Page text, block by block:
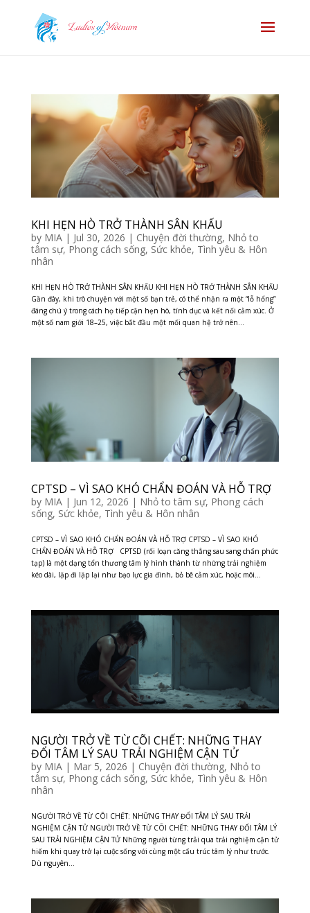
KHI HẸN HÒ TRỞ THÀNH SÂN KHẤU
by MIA| Jul 30, 2026 | Chuyện đời thường, Nhỏ to
tâm sự, Phong cách sống, Sức khỏe, Tình yêu & Hôn
nhân
KHI HẸN HÒ TRỞ THÀNH SÂN KHẤU KHI HẸN HÒ TRỞ THÀNH SÂN KHẤU
Gần đây, khi trò chuyện với một số bạn trẻ, có thể nhận ra một “lỗ hổng”
đáng chú ý trong cách họ tiếp cận hẹn hò, tính dục và kết nối cảm xúc. Ở
một số nam giới 18–25, việc bắt đầu một mối quan hệ trở nên...
CPTSD – VÌ SAO KHÓ CHẨN ĐOÁN VÀ HỖ TRỢ
by MIA| Jun 12, 2026 | Nhỏ to tâm sự, Phong cách
sống, Sức khỏe, Tình yêu & Hôn nhân
CPTSD – VÌ SAO KHÓ CHẨN ĐOÁN VÀ HỖ TRỢ CPTSD – VÌ SAO KHÓ
CHẨN ĐOÁN VÀ HỖ TRỢ CPTSD (rối loạn căng thẳng sau sang chấn phức
tạp) là một dạng tổn thương tâm lý hình thành từ những trải nghiệm
kéo dài, lặp đi lặp lại như bạo lực gia đình, bỏ bê cảm xúc, hoặc môi...
NGƯỜI TRỞ VỀ TỪ CÕI CHẾT: NHỮNG THAY
ĐỔI TÂM LÝ SAU TRẢI NGHIỆM CẬN TỬ
by MIA| Mar 5, 2026 | Chuyện đời thường, Nhỏ to
tâm sự, Phong cách sống, Sức khỏe, Tình yêu & Hôn
nhân
NGƯỜI TRỞ VỀ TỪ CÕI CHẾT: NHỮNG THAY ĐỔI TÂM LÝ SAU TRẢI
NGHIỆM CẬN TỬ NGƯỜI TRỞ VỀ TỪ CÕI CHẾT: NHỮNG THAY ĐỔI TÂM LÝ
SAU TRẢI NGHIỆM CẬN TỬ Những người từng trải qua trải nghiệm cận tử
hiếm khi quay trở lại cuộc sống với cùng một cấu trúc tâm lý như trước.
Dù nguyên...